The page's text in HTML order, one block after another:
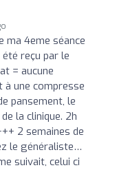
ma 4eme séance
reçu par le
= aucune
à une compresse
pansement, le
la clinique. 2h
2 semaines de
le généraliste…
suivait, celui ci